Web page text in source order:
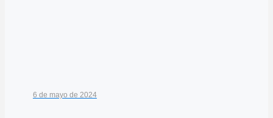
6 de mayo de 2024